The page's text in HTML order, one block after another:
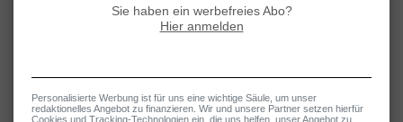
Durchblutungsstörungen
Freisetzung schmerzauslösender Substanzen
Beeinträchtigung des Abtransports von Abbauprodukten aus